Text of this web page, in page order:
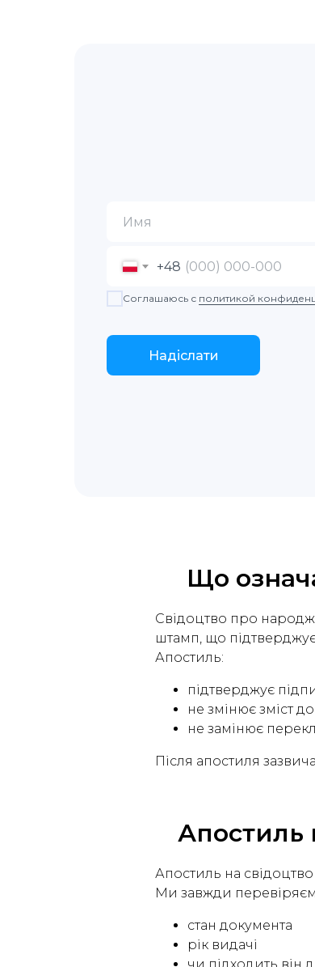
+48
Соглашаюсь с политикой
Надіслати
Що
Свідоцтво про
штамп, що
Апостиль:
підтверджує
не змінює зміст
не замінює
Після апостиля
Апостиль
Апостиль на
Ми завжди
стан документа
рік видачі